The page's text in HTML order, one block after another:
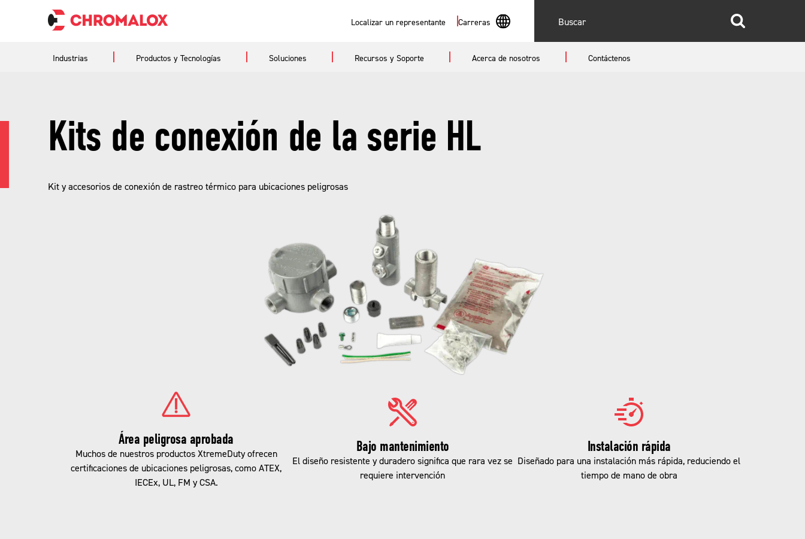
Localizar un representante Carreras
English
Buscar
Industrias Productos y Tecnologías Soluciones Recursos y Soporte Acerca de nosotros Contáctenos
Kits de conexión de la serie HL
Kit y accesorios de conexión de rastreo térmico para ubicaciones peligrosas
Área peligrosa aprobada
Muchos de nuestros productos XtremeDuty ofrecen
certificaciones de ubicaciones peligrosas, como ATEX,
IECEx, UL, FM y CSA.
Bajo mantenimiento
El diseño resistente y duradero significa que rara vez se
requiere intervención
Instalación rápida
Diseñado para una instalación más rápida, reduciendo el
tiempo de mano de obra